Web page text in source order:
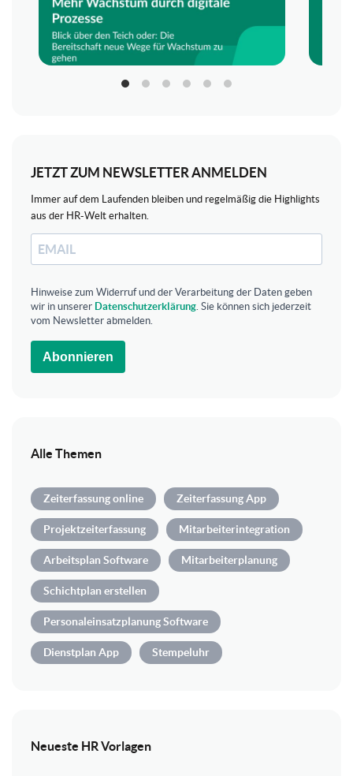
JETZT ZUM NEWSLETTER ANMELDEN
Immer auf dem Laufenden bleiben und regelmäßig die Highlights
aus der HR-Welt erhalten.
Hinweise zum Widerruf und der Verarbeitung der Daten geben
wir in unserer Datenschutzerklärung . Sie können sich jederzeit
vom Newsletter abmelden.
Abonnieren
Alle Themen
Zeiterfassung online Zeiterfassung App
Projektzeiterfassung Mitarbeiterintegration
Arbeitsplan Software Mitarbeiterplanung
Schichtplan erstellen
Personaleinsatzplanung Software
Dienstplan App Stempeluhr
Neueste HR Vorlagen